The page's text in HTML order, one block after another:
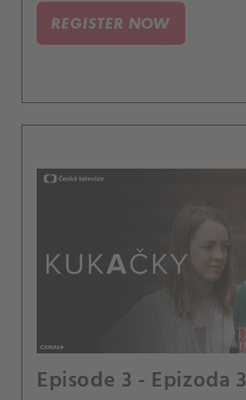
REGISTER NOW
Episode 3 - Epizoda 3